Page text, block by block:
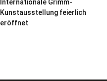
Internationale Grimm-
Kunstausstellung feierlich
eröffnet